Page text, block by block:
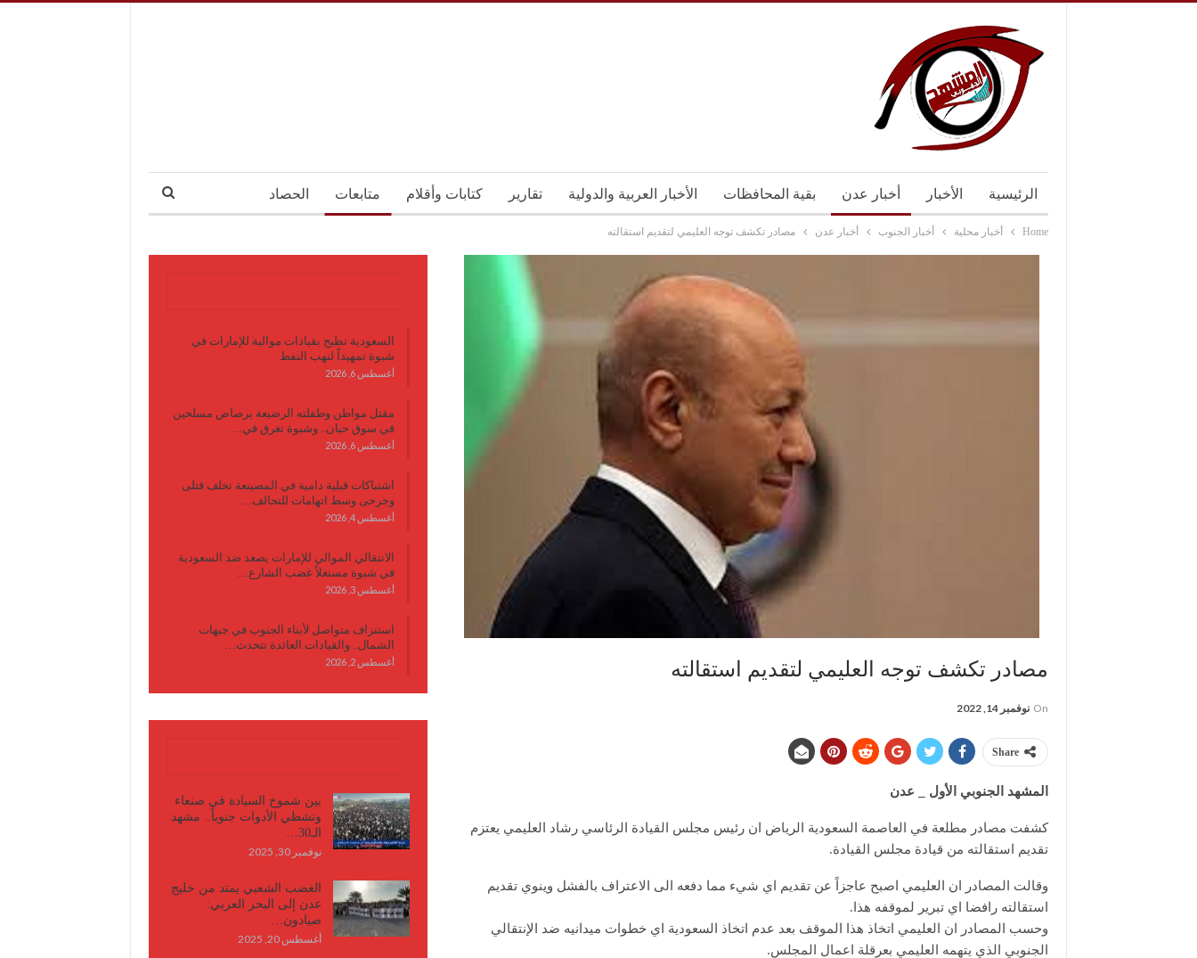
الرئيسية الأخبار أخبار عدن بقية المحافظات الأخبار العربية والدولية تقارير كتابات وأقلام متابعات الحصاد
Home أخبار محلية أخبار الجنوب أخبار عدن مصادر تكشف توجه العليمي لتقديم استقالته
مصادر تكشف توجه العليمي لتقديم استقالته
On نوفمبر 14, 2022
Share
المشهد الجنوبي الأول _ عدن
كشفت مصادر مطلعة في العاصمة السعودية الرياض ان رئيس مجلس القيادة الرئاسي رشاد العليمي يعتزم
تقديم استقالته من قيادة مجلس القيادة.
وقالت المصادر ان العليمي اصبح عاجزاً عن تقديم اي شيء مما دفعه الى الاعتراف بالفشل وينوي تقديم
استقالته رافضا اي تبرير لموقفه هذا.
وحسب المصادر ان العليمي اتخاذ هذا الموقف بعد عدم اتخاذ السعودية اي خطوات ميدانيه ضد الإنتقالي
الجنوبي الذي يتهمه العليمي بعرقلة اعمال المجلس.
السعودية تطيح بقيادات موالية للإمارات في
شبوة تمهيداً لنهب النفط
أغسطس 6, 2026
مقتل مواطن وطفلته الرضيعة برصاص مسلحين
في سوق حبان.. وشبوة تغرق في…
أغسطس 6, 2026
اشتباكات قبلية دامية في المصينعة تخلف قتلى
وجرحى وسط اتهامات للتحالف…
أغسطس 4, 2026
الانتقالي الموالي للإمارات يصعد ضد السعودية
في شبوة مستغلاً غضب الشارع…
أغسطس 3, 2026
استنزاف متواصل لأبناء الجنوب في جبهات
الشمال.. والقيادات العائدة تتحدث…
أغسطس 2, 2026
بين شموخ السيادة في صنعاء
وتشظي الأدوات جنوباً.. مشهد
الـ30…
نوفمبر 30, 2025
الغضب الشعبي يمتد من خليج
عدن إلى البحر العربي:
صيادون…
أغسطس 20, 2025